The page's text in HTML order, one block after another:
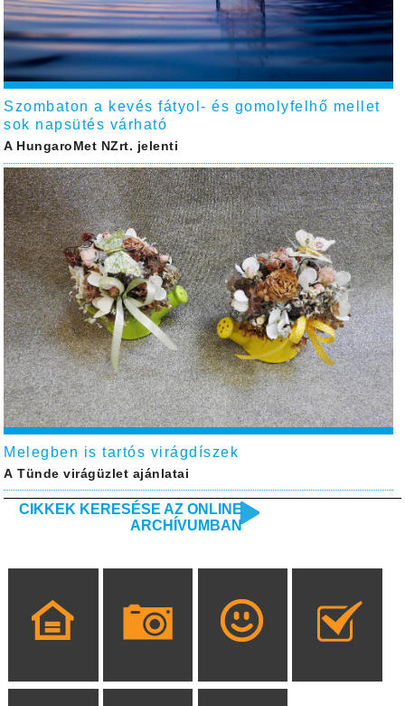
Szombaton a kevés fátyol- és gomolyfelhő mellet
sok napsütés várható
A HungaroMet NZrt. jelenti
Melegben is tartós virágdíszek
A Tünde virágüzlet ajánlatai
CIKKEK KERESÉSE AZ ONLINE
ARCHÍVUMBAN